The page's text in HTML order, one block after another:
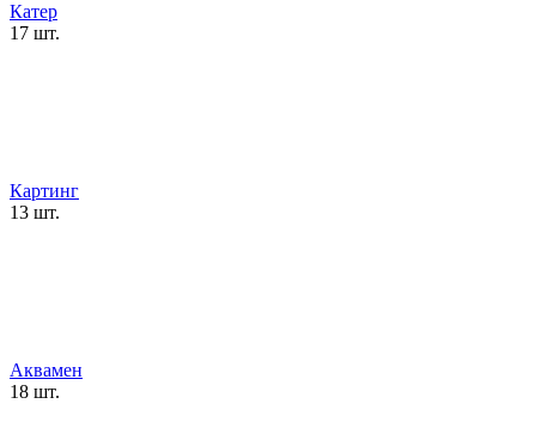
Катер
17 шт.
Картинг
13 шт.
Аквамен
18 шт.